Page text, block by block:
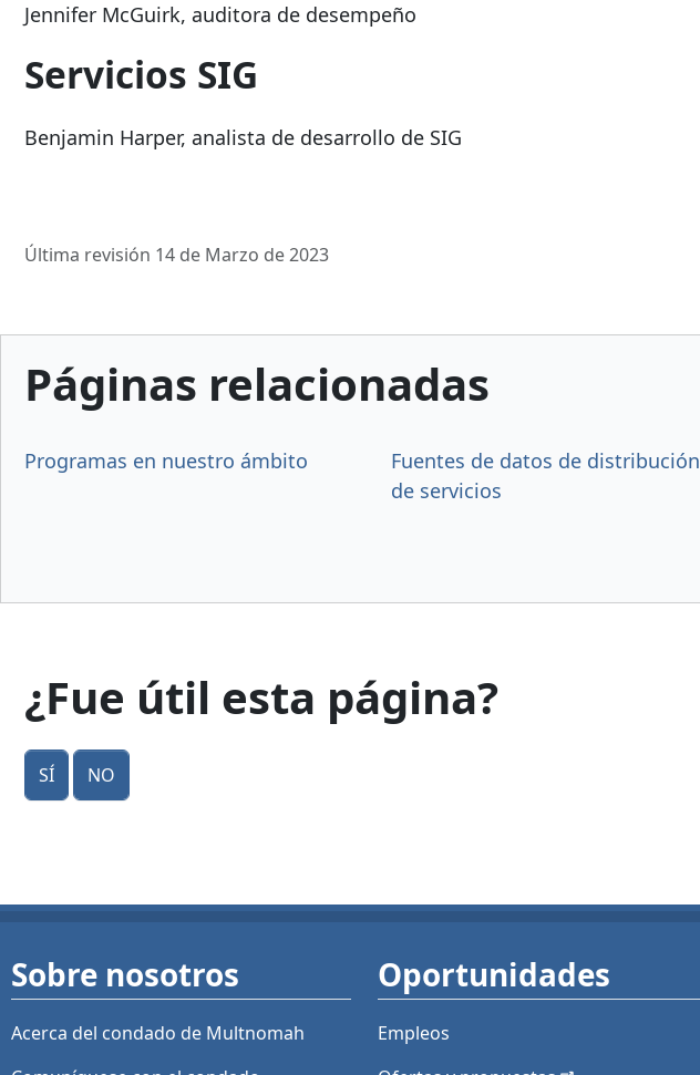
Jennifer McGuirk, auditora de desempeño
Servicios SIG
Benjamin Harper, analista de desarrollo de SIG
Última revisión 14 de Marzo de 2023
Páginas relacionadas
Programas en nuestro ámbito
Fuentes de datos de distribución
de servicios
¿Fue útil esta página?
Sí No
Sobre nosotros
Acerca del condado de Multnomah
Oportunidades
Empleos